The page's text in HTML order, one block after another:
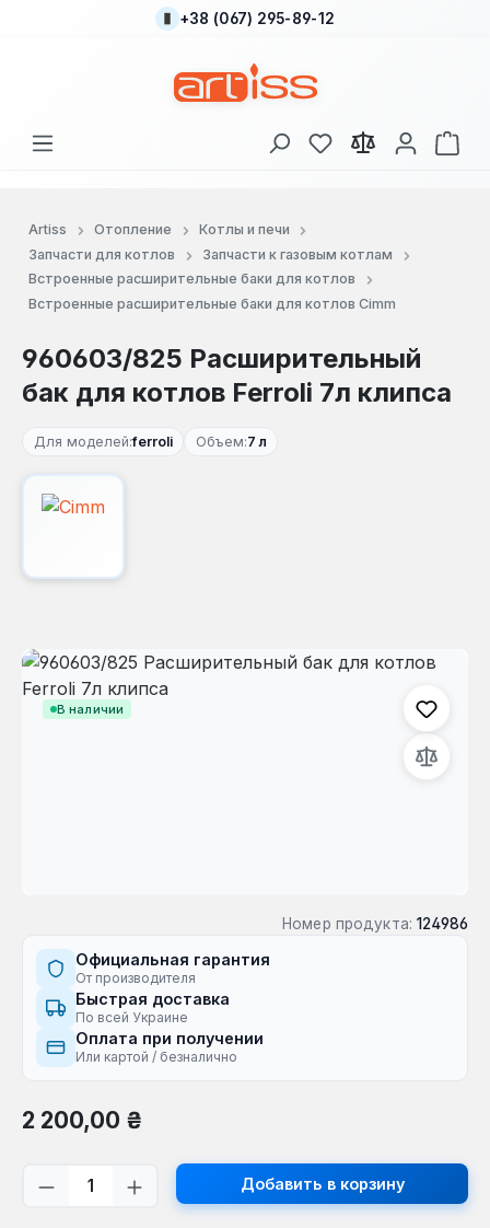
Перейти к основному содержанию
+38 (067) 295-89-12
У вас есть товары
В
Artiss Отопление
Котлы и печи
Запчасти для котлов
Запчасти к газовым котлам
Встроенные расширительные баки для котлов
Встроенные расширительные баки для котлов Cimm
960603/825 Расширительный
бак для котлов Ferroli 7л клипса
Для моделей:ferroli Объем:7 л
В наличии
Пропустить галерею изображений
Номер продукта: 124986
Официальная гарантия
От производителя
Быстрая доставка
По всей Украине
Оплата при получении
Или картой / безналично
Обычная цена:
2 200,00 ₴
Количество продукта: введите
Добавить в корзину